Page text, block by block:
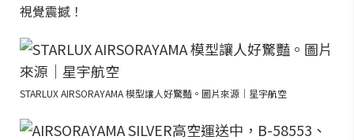
視覺震撼！
STARLUX AIRSORAYAMA 模型讓人好驚豔。圖片來源｜星宇航空